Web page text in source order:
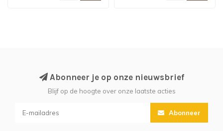
Abonneer je op onze nieuwsbrief
Blijf op de hoogte over onze laatste acties
Abonneer